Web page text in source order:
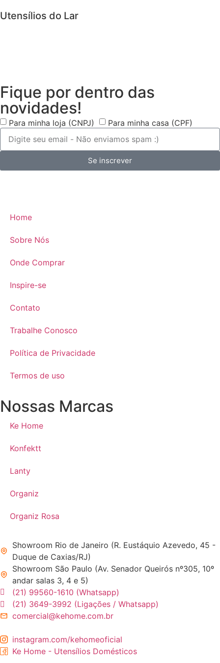
Utensílios do Lar
Fique por dentro das
novidades!
Para minha loja (CNPJ) Para minha casa (CPF)
Se inscrever
Home
Sobre Nós
Onde Comprar
Inspire-se
Contato
Trabalhe Conosco
Política de Privacidade
Termos de uso
Nossas Marcas
Ke Home
Konfektt
Lanty
Organiz
Organiz Rosa
Showroom Rio de Janeiro (R. Eustáquio Azevedo, 45 -
Duque de Caxias/RJ)
Showroom São Paulo (Av. Senador Queirós nº305, 10º
andar salas 3, 4 e 5)
(21) 99560-1610 (Whatsapp)
(21) 3649-3992 (Ligações / Whatsapp)
comercial@kehome.com.br
instagram.com/kehomeoficial
Ke Home - Utensílios Domésticos